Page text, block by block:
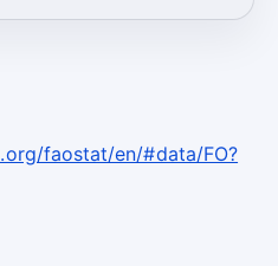
faostat/en/#data/FO?